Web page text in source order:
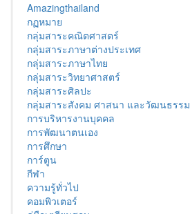
Amazingthailand
กฏหมาย
กลุ่มสาระคณิตศาสตร์
กลุ่มสาระภาษาต่างประเทศ
กลุ่มสาระภาษาไทย
กลุ่มสาระวิทยาศาสตร์
กลุ่มสาระศิลปะ
กลุ่มสาระสังคม ศาสนา และวัฒนธรรม
การบริหารงานบุคคล
การพัฒนาตนเอง
การศึกษา
การ์ตูน
กีฬา
ความรู้ทั่วไป
คอมพิวเตอร์